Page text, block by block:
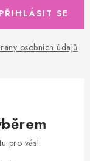
osobních údajů
PŘIHLÁSIT SE
pro vás!